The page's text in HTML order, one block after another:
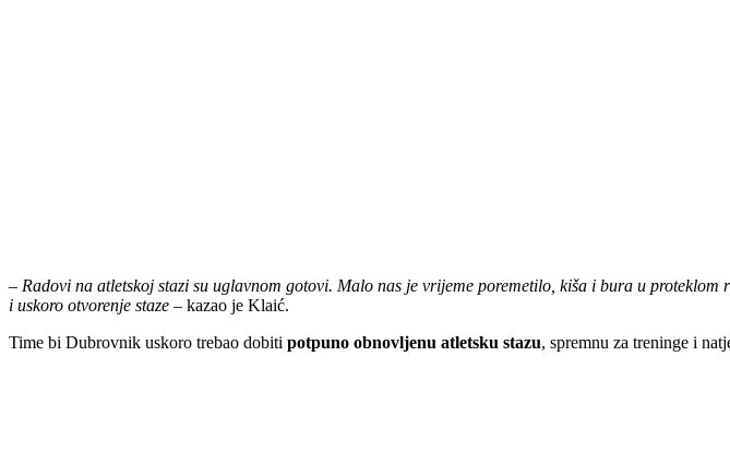
– Radovi na atletskoj stazi su uglavnom gotovi. Malo nas je vrijeme poremetilo, kiša i bura u
i uskoro otvorenje staze – kazao je Klaić.
Time bi Dubrovnik uskoro trebao dobiti potpuno obnovljenu atletsku stazu, spremnu za treninge i